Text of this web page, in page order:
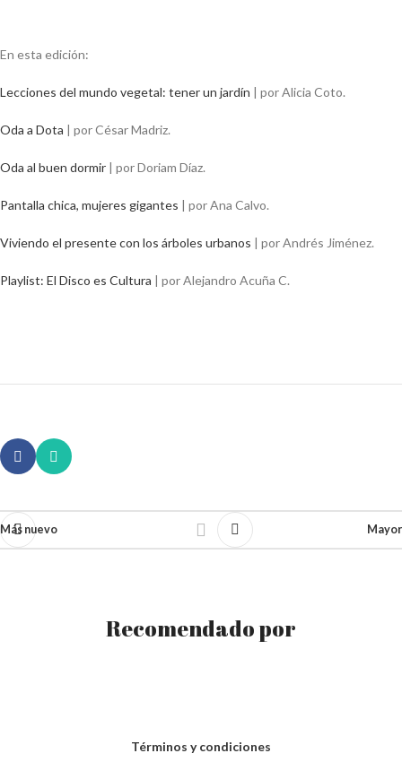
En esta edición:
Lecciones del mundo vegetal: tener un jardín | por Alicia Coto.
Oda a Dota | por César Madriz.
Oda al buen dormir | por Doriam Díaz.
Pantalla chica, mujeres gigantes | por Ana Calvo.
Viviendo el presente con los árboles urbanos | por Andrés Jiménez.
Playlist: El Disco es Cultura | por Alejandro Acuña C.
Más nuevo Mayor
Recomendado por
Términos y condiciones